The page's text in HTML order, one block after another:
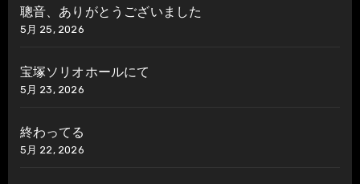
聰音、ありがとうございました
5月 25, 2026
宝塚ソリオホールにて
5月 23, 2026
終わってる
5月 22, 2026